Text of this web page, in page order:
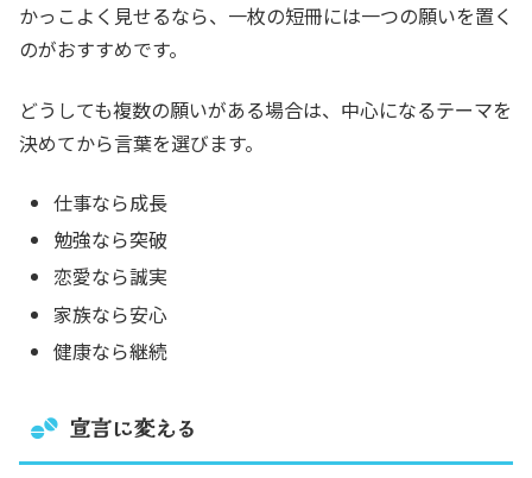
かっこよく見せるなら、一枚の短冊には一つの願いを置く
のがおすすめです。
どうしても複数の願いがある場合は、中心になるテーマを
決めてから言葉を選びます。
仕事なら成長
勉強なら突破
恋愛なら誠実
家族なら安心
健康なら継続
宣言に変える